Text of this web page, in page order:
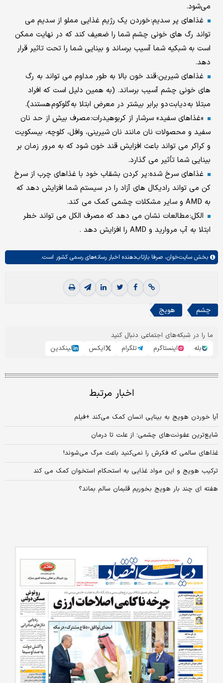
می‌شود.
غذاهای پر سدیم: خوردن یک رژیم غذایی مملو از سدیم می
تواند رگ های خونی چشم شما را ضعیف کند که در نهایت ممکن
است به شبکیه شما آسیب برساند و بینایی شما را تحت تاثیر قرار
دهد.
غذاهای شیرین: قند خون بالا به طور مداوم می تواند به رگ
های خونی چشم آسیب برساند. (به همین دلیل است که افراد
مبتلا به دیابت دو برابر بیشتر در معرض ابتلا به گلوکوم هستند).
«غذاهای سفید» سرشار از کربوهیدرات: مصرف بیش از حد نان
سفید و محصولات نان مانند نان شیرینی، وافل، کلوچه، بیسکویت
و کراکر می تواند باعث افزایش قند خون شود که به مرور زمان بر
بینایی شما تأثیر می گذارد.
غذاهای سرخ شده: پر کردن بشقاب خود با غذاهای چرب از سرخ
کن می تواند رادیکال های آزاد را در سیستم شما افزایش دهد که
به AMD و سایر مشکلات چشمی کمک می کند.
الکل: مطالعات نشان می دهد که مصرف الکل می تواند خطر
ابتلا به آب مروارید و AMD را افزایش دهد .
بخش سایت‌خوان، صرفا بازتاب‌دهنده اخبار رسانه‌های رسمی کشور است.
چشم هویج
ما را در شبکه‌های اجتماعی دنبال کنید
بله
اینستاگرم تلگرام ایکس لینکدین
اخبار مرتبط
آیا خوردن هویج به بینایی انسان کمک می‌کند +فیلم
شایع‌ترین عفونت‌های چشمی؛ از علت تا درمان
غذاهای سالمی که فکرش را نمی‌کنید باعث مرگ می‌شوند!
ترکیب هویج و این مواد غذایی به استحکام استخوان کمک می کند
هفته ای چند بار هویج بخوریم قلبمان سالم بماند؟